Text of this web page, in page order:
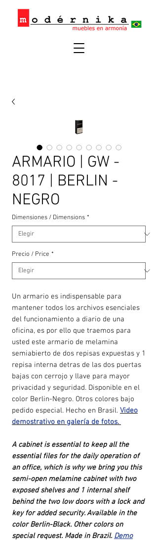
ARMARIO | GW -
8017 | BERLIN -
NEGRO
Dimensiones / Dimensions *
Precio / Price *
Un armario es indispensable para
mantener todos los archivos esenciales
del funcionamiento a diario de una
oficina, es por ello que traemos para
usted este armario de melamina
semiabierto de dos repisas expuestas y 1
repisa interna detras de las dos puertas
bajas con cerrojo y llave para mayor
privacidad y seguridad. Disponible en el
color Berlin-Negro. Otros colores bajo
pedido especial. Hecho en Brasil. Video
demostrativo en galería de fotos.
A cabinet is essential to keep all the
essential files for the daily operation of
an office, which is why we bring you this
semi-open melamine cabinet with two
exposed shelves and 1 internal shelf
behind the two low doors with a lock and
key for added security. Available in the
color Berlin-Black. Other colors on
special request. Made in Brazil. Demo